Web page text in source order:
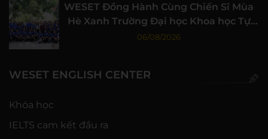
WESET Đồng Hành Cùng Chiến Sĩ Mùa
Hè Xanh Trường Đại học Khoa học Tự
nhiên, ĐHQG-HCM
06/08/2026
WESET ENGLISH CENTER
Khóa học
IELTS cam kết đầu ra